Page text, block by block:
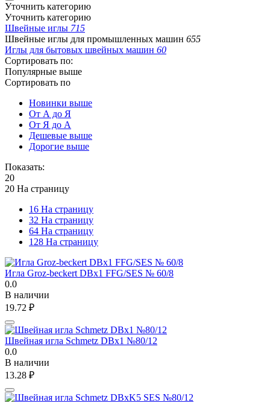
Уточнить категорию
Уточнить категорию
Швейные иглы 715
Швейные иглы для промышленных машин 655
Иглы для бытовых швейных машин 60
Сортировать по:
Популярные выше
Сортировать по
Новинки выше
От А до Я
От Я до А
Дешевые выше
Дорогие выше
Показать:
20
20 На страницу
16 На страницу
32 На страницу
64 На страницу
128 На страницу
Игла Groz-beckert DBx1 FFG/SES № 60/8
0.0
В наличии
19.72 ₽
Швейная игла Schmetz DBx1 №80/12
0.0
В наличии
13.28 ₽